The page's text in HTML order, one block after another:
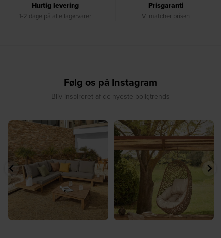
Hurtig levering
1-2 dage på alle lagervarer
Prisgaranti
Vi matcher prisen
Følg os på Instagram
Bliv inspireret af de nyeste boligtrends
☀️ Sommerens naturlige
8 0
☀️ Find dit yndlingssted denne
sommer⁠
...
8 0